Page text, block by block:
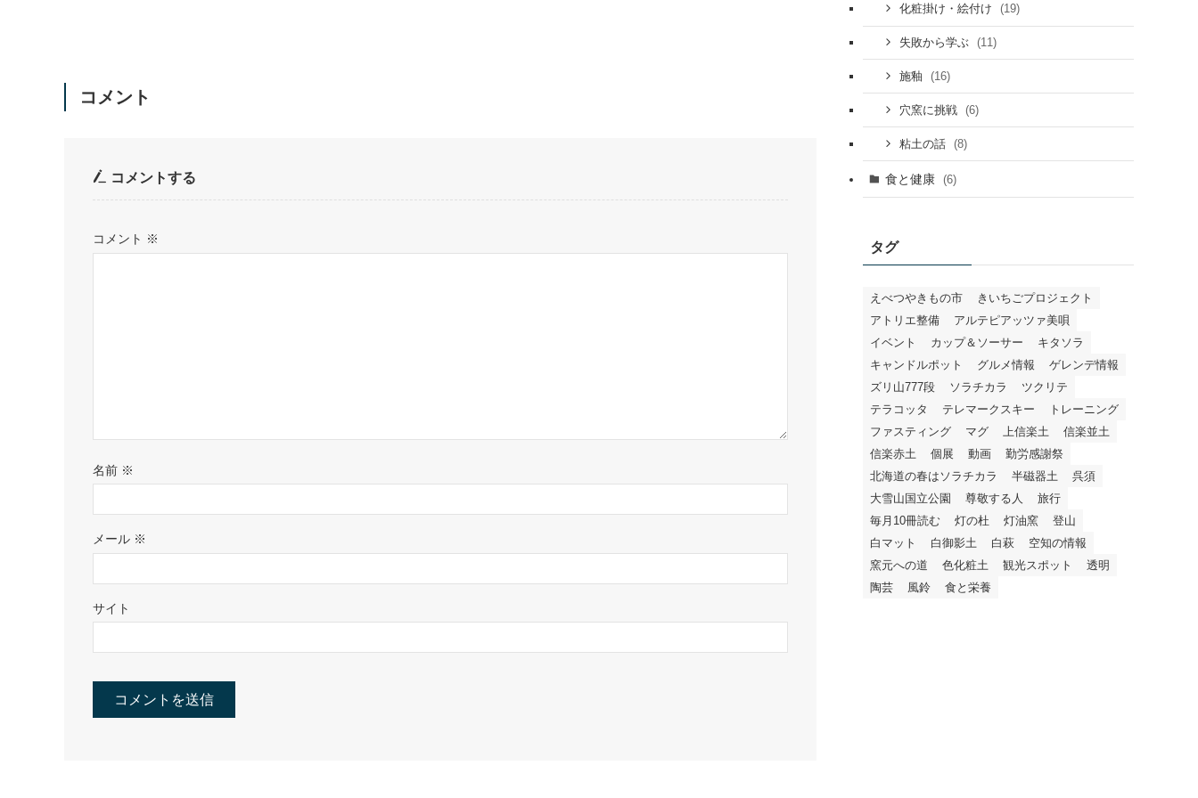
コメント
コメントする
コメント ※
名前 ※
メール ※
サイト
化粧掛け・絵付け (19)
失敗から学ぶ (11)
施釉 (16)
穴窯に挑戦 (6)
粘土の話 (8)
食と健康 (6)
タグ
えべつやきもの市
きいちごプロジェクト
アトリエ整備
アルテピアッツァ美唄
イベント
カップ＆ソーサー
キタソラ
キャンドルポット
グルメ情報
ゲレンデ情報
ズリ山777段
ソラチカラ
ツクリテ
テラコッタ
テレマークスキー
トレーニング
ファスティング
マグ 上信楽土
信楽並土
信楽赤土
個展 動画
勤労感謝祭
北海道の春はソラチカラ
半磁器土
呉須
大雪山国立公園
尊敬する人
旅行
毎月10冊読む
灯の杜 灯油窯
登山
白マット
白御影土 白萩
空知の情報
窯元への道
色化粧土 観光スポット
透明
陶芸
風鈴 食と栄養